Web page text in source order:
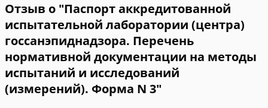
Отзыв о "Паспорт аккредитованной
испытательной лаборатории (центра)
госсанэпиднадзора. Перечень
нормативной документации на методы
испытаний и исследований
(измерений). Форма N 3"